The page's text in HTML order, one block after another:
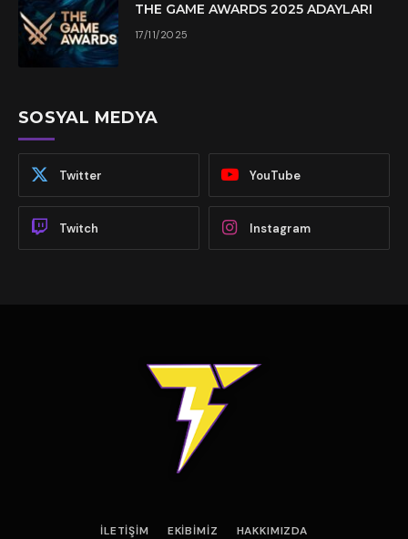
THE GAME AWARDS 2025 ADAYLARI
17/11/2025
SOSYAL MEDYA
Twitter YouTube
Twitch Instagram
İLETIŞIM EKIBIMIZ HAKKIMIZDA